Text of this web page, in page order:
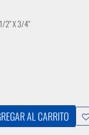
2" X 3/4"
AL CARRITO